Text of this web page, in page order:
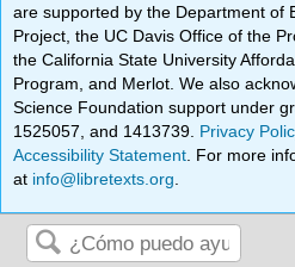
are supported by the Department of
Project, the UC Davis Office of the
the California State University
Program, and Merlot. We also
Science Foundation support under
1525057, and 1413739. Privacy
Accessibility Statement . For more
at info@libretexts.org